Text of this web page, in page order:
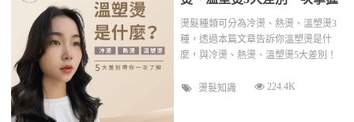
燙髮種類可分為冷燙、熱燙、溫塑燙3
種，透過本篇文章告訴你溫塑燙是什
麼，與冷燙、熱燙、溫塑燙5大差別！
燙髮知識 224.4K